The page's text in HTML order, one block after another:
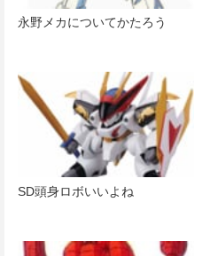
永野メカについてかたろう
SD頭身ロボいいよね